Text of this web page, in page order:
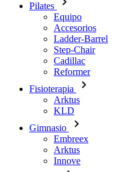
Pilates
Equipo
Accesorios
Ladder-Barrel
Step-Chair
Cadillac
Reformer
Fisioterapia
Arktus
KLD
Gimnasio
Embreex
Arktus
Innove